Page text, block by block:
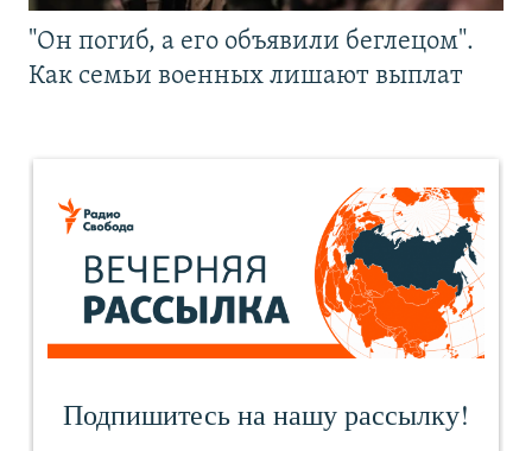
"Он погиб, а его объявили беглецом".
Как семьи военных лишают выплат